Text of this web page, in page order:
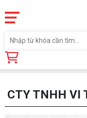
Trang chủ
CTY TNHH VI